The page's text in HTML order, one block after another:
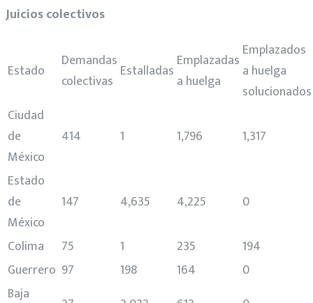
Juicios colectivos
Estado
Demandas
colectivas Estalladas Emplazadas
a huelga
Emplazados
a huelga
solucionados
Ciudad
de
México
414 1 1,796 1,317
Estado
de
México
147 4,635 4,225 0
Colima 75 1 235
194
Guerrero 97 198 164
0
Baja